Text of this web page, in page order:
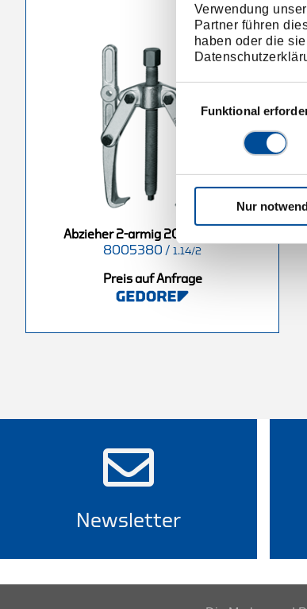
Verwendung
Partner führen
haben oder die
Einwilligungsauswahl
Funktional
Nur
Abzieher 2-armig 200x210 mm
8005380 / 1.14/2
Preis auf Anfrage
mm
Abzieher 2-armig 90x100 mm
8004810
Preis auf Anfrage
Newsletter